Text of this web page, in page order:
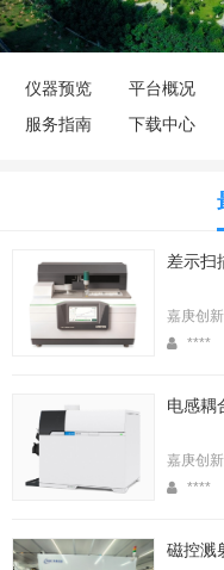
仪器预览 平台概况
服务指南
下载中心
差示扫
嘉庚创
****
电感耦
嘉庚创
****
磁控溅